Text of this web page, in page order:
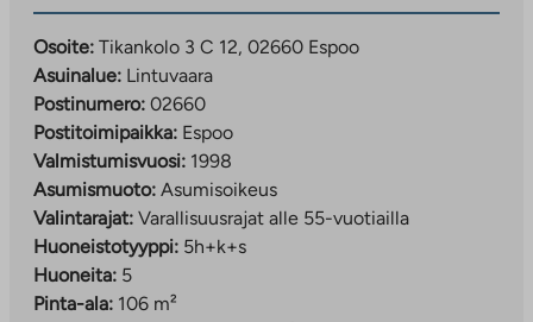
Osoite: Tikankolo 3 C 12, 02660 Espoo
Asuinalue: Lintuvaara
Postinumero: 02660
Postitoimipaikka: Espoo
Valmistumisvuosi: 1998
Asumismuoto: Asumisoikeus
Valintarajat: Varallisuusrajat alle 55-vuotiailla
Huoneistotyyppi: 5h+k+s
Huoneita: 5
Pinta-ala: 106 m²